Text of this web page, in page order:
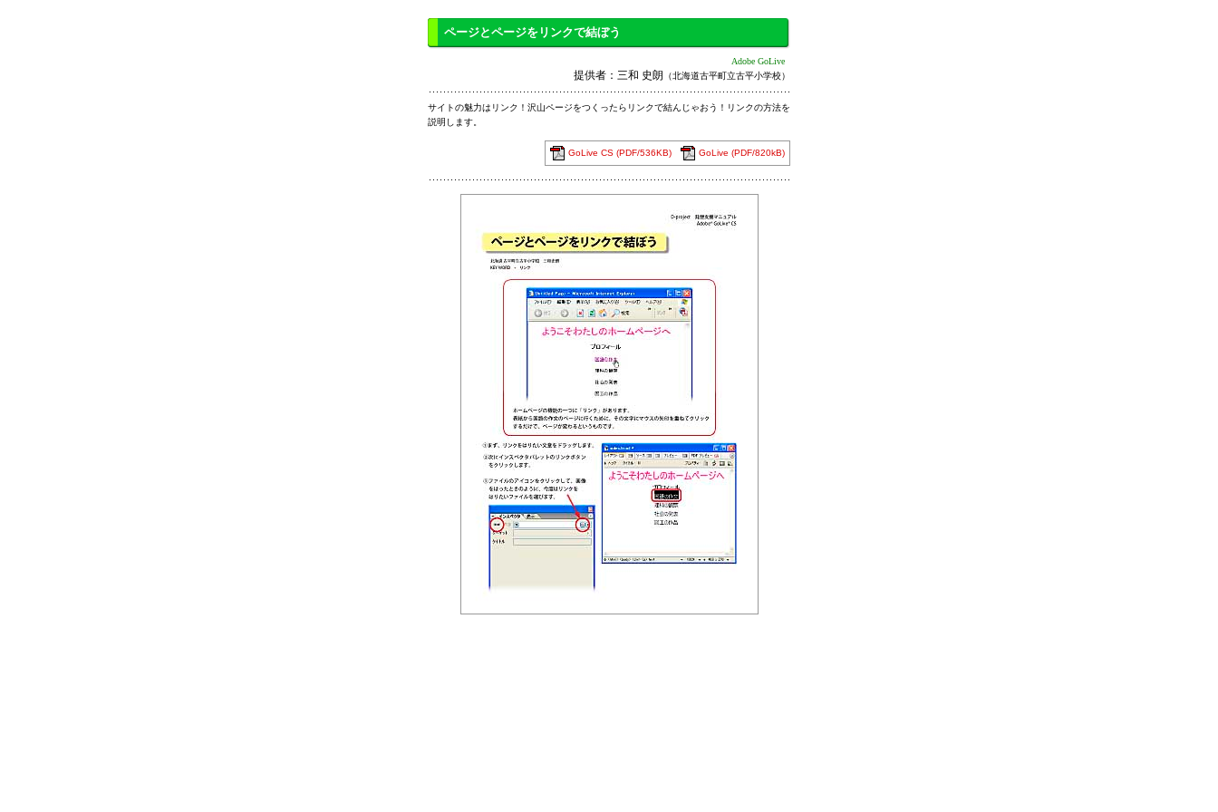
ページとページをリンクで結ぼう
Adobe GoLive
提供者：三和 史朗 （北海道古平町立古平小学校）
サイトの魅力はリンク！沢山ページをつくったらリンクで結んじゃおう！リンクの方法を
説明します。
GoLive CS (PDF/536KB) GoLive (PDF/820kB)